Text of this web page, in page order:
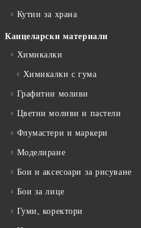
Кутии за храна
Канцеларски материали
Химикалки
Химикалки с гума
Графитни моливи
Цветни моливи и пастели
Флумастери и маркери
Моделиране
Бои и аксесоари за рисуване
Бои за лице
Гуми, коректори